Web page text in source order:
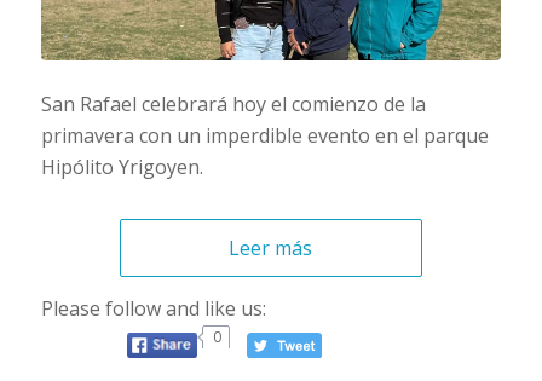
San Rafael celebrará hoy el comienzo de la
primavera con un imperdible evento en el parque
Hipólito Yrigoyen.
Leer más
Please follow and like us:
0